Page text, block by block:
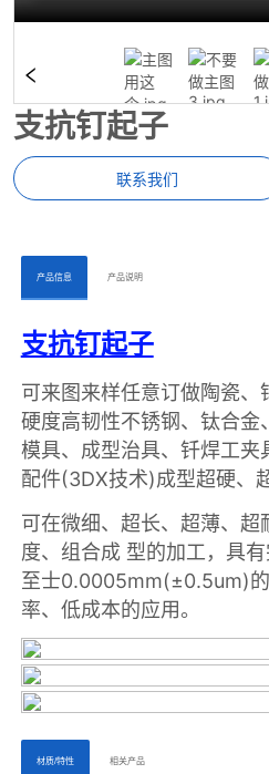
支抗钉起子
联系我们
ㅤㅤ产品信息ㅤㅤ ㅤㅤ产品说明ㅤㅤ
ㅤㅤ材质/特性ㅤㅤ ㅤㅤ相关产品ㅤㅤㅤ